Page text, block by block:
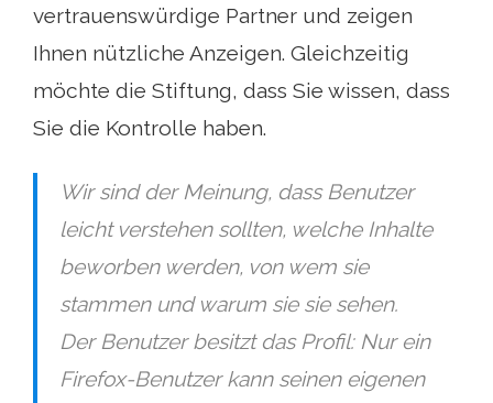
vertrauenswürdige Partner und zeigen
Ihnen nützliche Anzeigen. Gleichzeitig
möchte die Stiftung, dass Sie wissen, dass
Sie die Kontrolle haben.
Wir sind der Meinung, dass Benutzer
leicht verstehen sollten, welche Inhalte
beworben werden, von wem sie
stammen und warum sie sie sehen.
Der Benutzer besitzt das Profil: Nur ein
Firefox-Benutzer kann seinen eigenen